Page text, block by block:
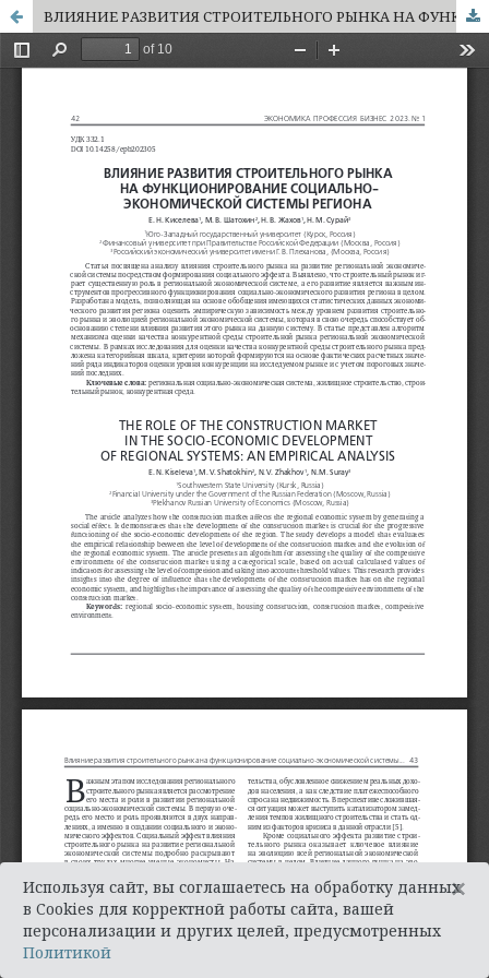
ВЛИЯНИЕ РАЗВИТИЯ СТРОИТЕЛЬНОГО РЫНКА НА ФУНКЦИОНИРОВАНИЕ СОЦИАЛЬНО-ЭКОНОМИЧЕСКОЙ СИСТЕМЫ РЕГИОНА
Используя сайт, вы соглашаетесь на обработку данных
в Cookies для корректной работы сайта, вашей
персонализации и других целей, предусмотренных
Политикой
×